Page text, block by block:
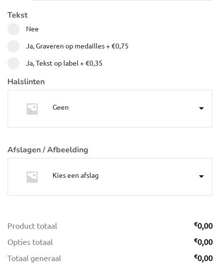
Tekst
Nee
Ja, Graveren op medailles+€0,75
Ja, Tekst op label +€0,35
Halslinten
Geen
Afslagen / Afbeelding
Kies een afslag
Product totaal €0,00
Opties totaal
€0,00
Totaal generaal
€0,00